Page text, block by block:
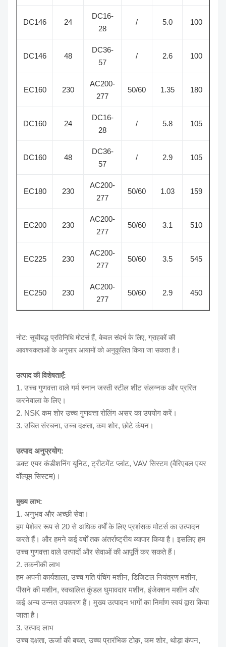
DC146 24
DC16-
28
/ 5.0 100
DC146 48
DC36-
57
/ 2.6 100
EC160 230
AC200-
277
50/60 1.35 180
DC160 24
DC16-
28
/ 5.8 105
DC160 48
DC36-
57
/ 2.9 105
EC180 230
AC200-
277
50/60 1.03 159
EC200 230
AC200-
277
50/60 3.1 510
EC225 230
AC200-
277
50/60 3.5 545
EC250 230
AC200-
277
50/60 2.9 450
नोट: सूचीबद्ध प्रतिनिधि मोटर्स हैं, केवल संदर्भ के लिए, ग्राहकों की
आवश्यकताओं के अनुसार आयामों को अनुकूलित किया जा सकता है।
उत्पाद की विशेषताएँ:
1. उच्च गुणवत्ता वाले गर्म स्नान जस्ती स्टील शीट संलग्नक और प्ररित
करनेवाला के लिए।
2. NSK कम शोर उच्च गुणवत्ता रोलिंग असर का उपयोग करें।
3. उचित संरचना, उच्च दक्षता, कम शोर, छोटे कंपन।
उत्पाद अनुप्रयोग:
डक्ट एयर कंडीशनिंग यूनिट, ट्रीटमेंट प्लांट, VAV सिस्टम (वैरिएबल एयर
वॉल्यूम सिस्टम)।
मुख्य लाभ:
1. अनुभव और अच्छी सेवा।
हम पेशेवर रूप से 20 से अधिक वर्षों के लिए प्रशंसक मोटर्स का उत्पादन
करते हैं। और हमने कई वर्षों तक अंतर्राष्ट्रीय व्यापार किया है। इसलिए हम
उच्च गुणवत्ता वाले उत्पादों और सेवाओं की आपूर्ति कर सकते हैं।
2. तकनीकी लाभ
हम अपनी कार्यशाला, उच्च गति पंचिंग मशीन, डिजिटल नियंत्रण मशीन,
पीसने की मशीन, स्वचालित कुंडल घुमावदार मशीन, इंजेक्शन मशीन और
कई अन्य उन्नत उपकरण हैं। मुख्य उत्पादन भागों का निर्माण स्वयं द्वारा किया
जाता है।
3. उत्पाद लाभ
उच्च दक्षता, ऊर्जा की बचत, उच्च प्रारंभिक टोक़, कम शोर, थोड़ा कंपन,